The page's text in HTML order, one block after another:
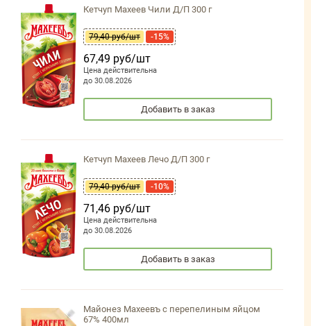
Кетчуп Махеев Чили Д/П 300 г
79,40 руб/шт -15%
67,49 руб/шт
Цена действительна
до 30.08.2026
Добавить в заказ
Кетчуп Махеев Лечо Д/П 300 г
79,40 руб/шт -10%
71,46 руб/шт
Цена действительна
до 30.08.2026
Добавить в заказ
Майонез Махеевъ с перепелиным яйцом
67% 400мл